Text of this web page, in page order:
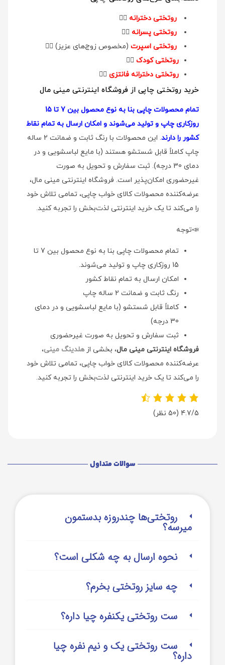
روتختی دخترانه 👉🏻
روتختی پسرانه 👉🏻
روتختی اسپرت (مخصوص زوج‌های عزیز) 👉🏻
روتختی کودک 👉🏻
روتختی دخترانه فانتزی 👉🏻
خرید روتختی چاپی از فروشگاه اینترنتی مینی مال
تمام محصولات چاپی بنا به نوع محصول بین 7 تا 15
روزکاری چاپ و تولید می‌شوند و امکان ارسال به تمام نقاط
کشور را دارند
. این محصولات با رنگ ثابت و ضمانت 2 ساله
چاپ کاملاً قابل شستشو هستند (با مایع لباسشویی و در
دمای 30 درجه). ثبت سفارش و تحویل به صورت
غیرحضوری امکان‌پذیر است. فروشگاه اینترنتی مینی مال،
عرضه‌کننده محصولات کالای خواب چاپی، تمامی تلاش خود
را می‌کند تا یک خرید اینترنتی لذت‌بخش را تجربه کنید.
📣توجه
تمام محصولات چاپی بنا به نوع محصول بین 7 تا
15 روزکاری چاپ و تولید می‌شوند.
امکان ارسال به تمام نقاط کشور
رنگ ثابت و ضمانت 2 ساله چاپ
کاملاً قابل شستشو (با مایع لباسشویی و در دمای
30 درجه)
ثبت سفارش و تحویل به صورت غیرحضوری
فروشگاه اینترنتی مینی مال، بخشی ازهلدینگ مینی،
عرضه‌کننده محصولات کالای خواب چاپی، تمامی تلاش خود
را می‌کند تا یک خرید اینترنتی لذت‌بخش را تجربه کنید.
4.7/5 (50 نظر)
سوالات متداول
روتختی‌‌ها چندروزه بدستمون
میرسه؟
نحوه ارسال به چه شکلی است؟
چه سایز روتختی بخرم؟
ست روتختی یکنفره چیا داره؟
ست روتختی یک و نیم نفره چیا
داره؟